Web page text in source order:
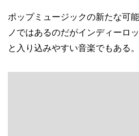
ポップミュージックの新たな可
ノではあるのだがインディーロ
と入り込みやすい音楽でもある。